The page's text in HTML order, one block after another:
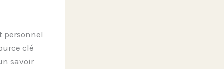
personnel
clé
savoir